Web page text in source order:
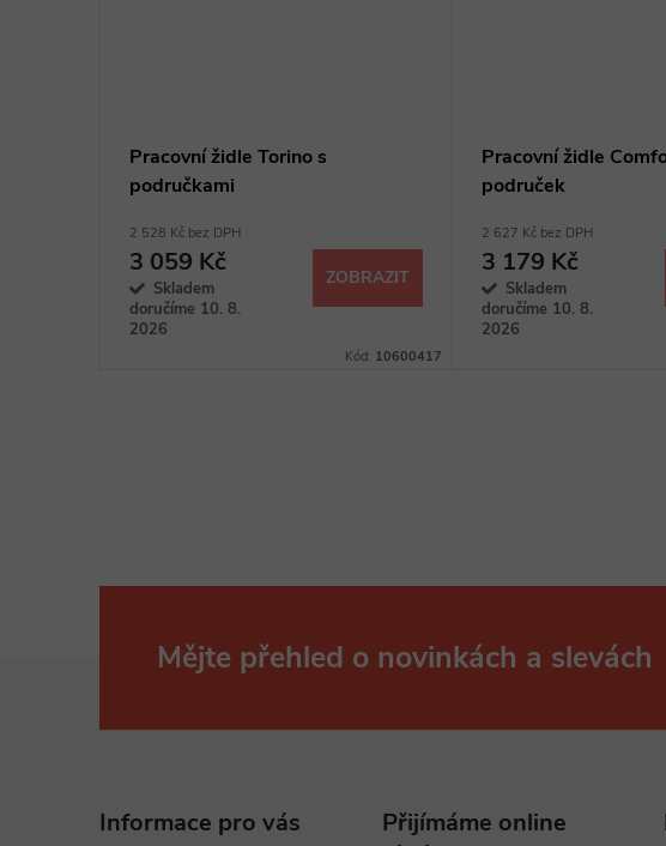
Pracovní židle Torino s
područkami
2 528 Kč bez DPH
3 059 Kč
Skladem
doručíme 10. 8.
2026
ZOBRAZIT
Kód: 10600417
Pracovní židle
područek
2 627 Kč bez DPH
3 179 Kč
Skladem
doručíme 10. 8.
2026
Mějte přehled o novinkách a slevách
Informace pro vás
Přijímáme online